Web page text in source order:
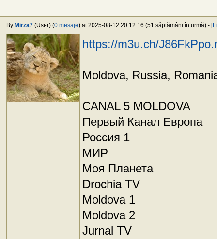
By Mirza7 (User) (0 mesaje) at 2025-08-12 20:12:16 (51 săptămâni în urmă) - [
https://m3u.ch/
Moldova, Russia,
CANAL 5 MOLDOVA
Первый Канал Европа
Россия 1
МИР
Моя Планета
Drochia TV
Moldova 1
Moldova 2
Jurnal TV